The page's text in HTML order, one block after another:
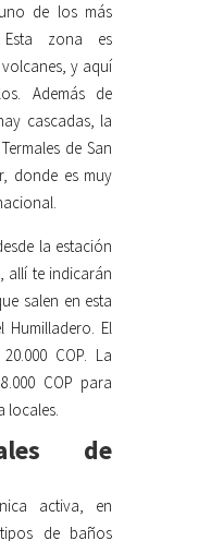
de los más
zona es
y aquí
Además de
cascadas, la
de San
donde es muy
la estación
allí te indicarán
salen en esta
Humilladero. El
COP. La
COP para
locales.
de
activa, en
de baños